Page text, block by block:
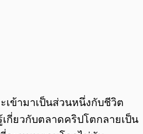
เข้ามาเป็นส่วนหนึ่งกับชีวิต
กี่ยวกับตลาดคริปโตกลายเป็น